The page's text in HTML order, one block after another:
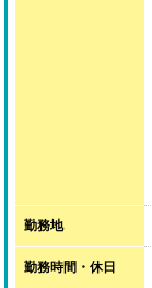
勤務地
勤務時間・休日